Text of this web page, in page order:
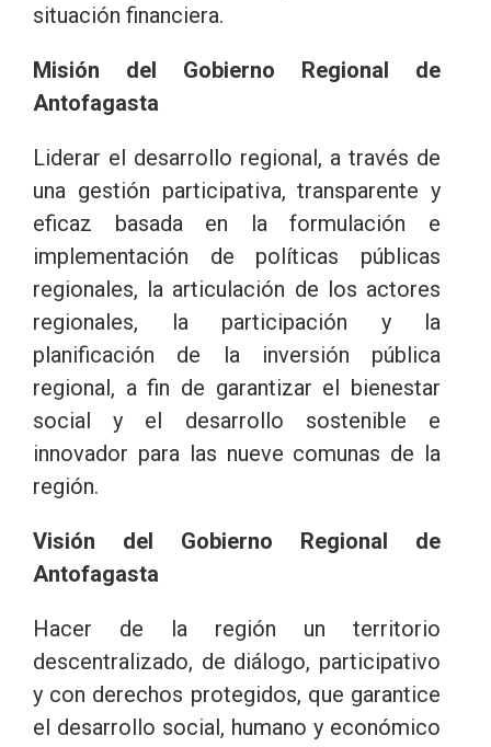
situación financiera.
Misión del Gobierno Regional de
Antofagasta
Liderar el desarrollo regional, a través de
una gestión participativa, transparente y
eficaz basada en la formulación e
implementación de políticas públicas
regionales, la articulación de los actores
regionales, la participación y la
planificación de la inversión pública
regional, a fin de garantizar el bienestar
social y el desarrollo sostenible e
innovador para las nueve comunas de la
región.
Visión del Gobierno Regional de
Antofagasta
Hacer de la región un territorio
descentralizado, de diálogo, participativo
y con derechos protegidos, que garantice
el desarrollo social, humano y económico